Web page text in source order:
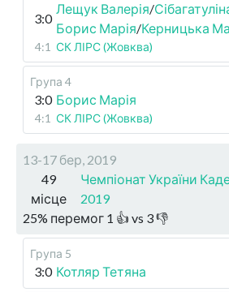
3:0
Лещук Валерія/
Борис Марія/Керницька
4:1 СК ЛІРС (Жовква)
Група 4
3:0 Борис Марія
4:1 СК ЛІРС (Жовква)
13-17 бер, 2019
49
місце
Чемпіонат України
2019
25% перемог 1 👍 vs 3👎
Група 5
3:0 Котляр Тетяна